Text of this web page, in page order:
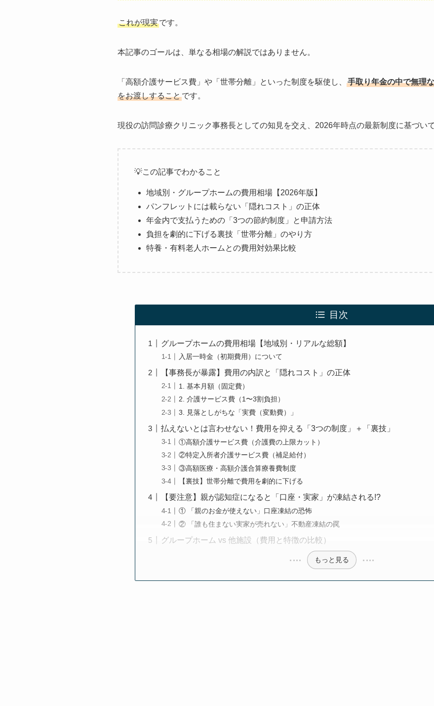
これが現実です。
本記事のゴールは、単なる相場の解説ではありません。
「高額介護サービス費」や「世帯分離」といった制度を駆使し、
手取り年金の中で無理
をお渡しすることです。
現役の訪問診療クリニック事務長としての知見を交え、2026年時点の最新制度に基づい
💡この記事でわかること
地域別・グループホームの費用相場【2026年版】
パンフレットには載らない「隠れコスト」の正体
年金内で支払うための「3つの節約制度」と申請方法
負担を劇的に下げる裏技「世帯分離」のやり方
特養・有料老人ホームとの費用対効果比較
目次
グループホームの費用相場【地域別・リアルな総額】
入居一時金（初期費用）について
【事務長が暴露】費用の内訳と「隠れコスト」の正体
1. 基本月額（固定費）
2. 介護サービス費（1〜3割負担）
3. 見落としがちな「実費（変動費）」
払えないとは言わせない！費用を抑える「3つの制度」＋「裏技」
①高額介護サービス費（介護費の上限カット）
②特定入所者介護サービス費（補足給付）
③高額医療・高額介護合算療養費制度
【裏技】世帯分離で費用を劇的に下げる
【要注意】親が認知症になると「口座・実家」が凍結される!?
① 「親のお金が使えない」口座凍結の恐怖
② 「誰も住まない実家が売れない」不動産凍結の罠
グループホーム vs 他施設（費用と特徴の比較）
もっと見る